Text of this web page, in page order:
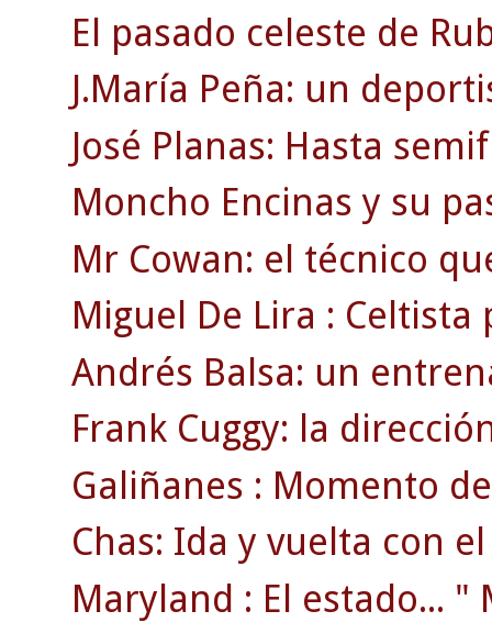
El pasado celeste de
J.María Peña: un
José Planas: Hasta
Moncho Encinas y su
Mr Cowan: el técnico
Miguel De Lira :
Andrés Balsa: un
Frank Cuggy: la
Galiñanes : Momento
Chas: Ida y vuelta con
Maryland : El estado... "